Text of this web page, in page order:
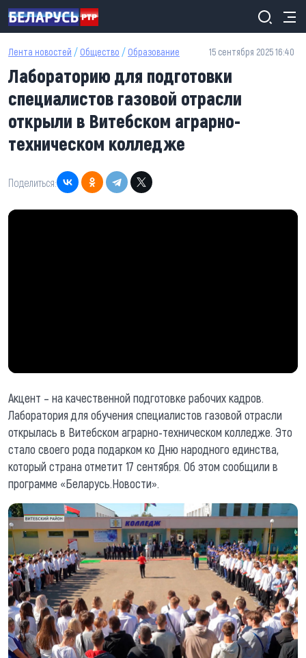
Перейти к основному содержанию
Лента новостей / Общество / Образование 15 сентября 2025 16:40
Лабораторию для подготовки
специалистов газовой отрасли
открыли в Витебском аграрно-
техническом колледже
Поделиться:
Акцент – на качественной подготовке рабочих кадров.
Лаборатория для обучения специалистов газовой отрасли
открылась в Витебском аграрно-техническом колледже. Это
стало своего рода подарком ко Дню народного единства,
который страна отметит 17 сентября. Об этом сообщили в
программе «Беларусь.Новости».